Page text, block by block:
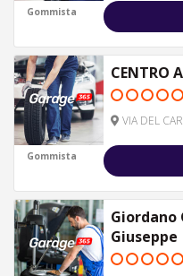
Gommista
Gommista
CENTRO
VIA DEL
Giordano
Giuseppe